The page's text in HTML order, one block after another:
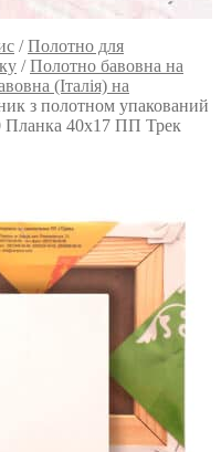
/Полотно для
/Полотно бавовна на
(Італія) на
з полотном упакований
Планка 40х17 ПП Трек